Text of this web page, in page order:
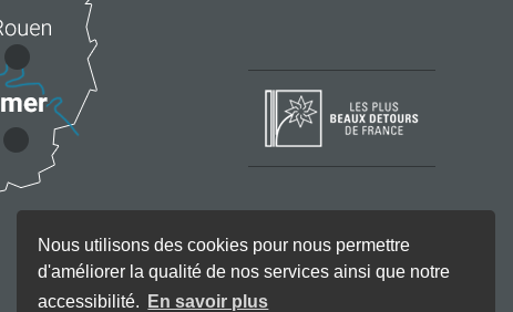
Nous utilisons des cookies pour nous permettre
d'améliorer la qualité de nos services ainsi que notre
accessibilité.
En savoir plus